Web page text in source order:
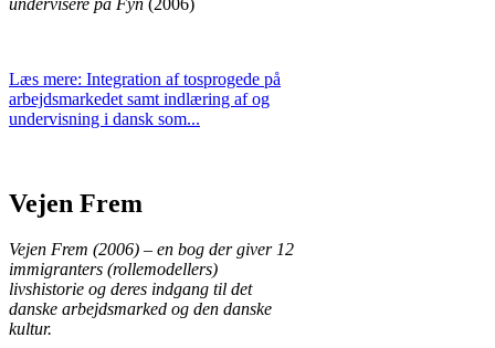
Læs mere: Integration af tosprogede på
arbejdsmarkedet samt indlæring af og
undervisning i dansk som...
Vejen Frem
Vejen Frem (2006) – en bog der giver 12
immigranters (rollemodellers)
livshistorie og deres indgang til det
danske arbejdsmarked og den danske
kultur.